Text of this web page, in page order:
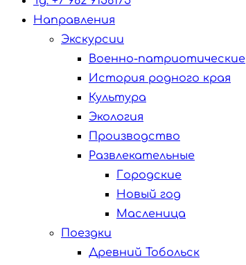
Направления
Экскурсии
Военно-патриотические
История родного края
Культура
Экология
Производство
Развлекательные
Городские
Новый год
Масленица
Поездки
Древний Тобольск